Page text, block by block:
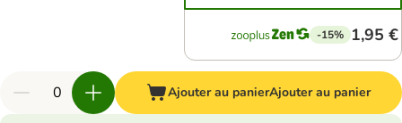
-15% 1,95 €
Ajouter au panierAjouter au panier